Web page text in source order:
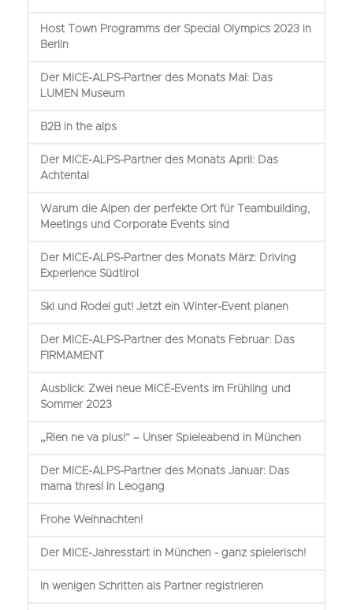
Host Town Programms der Special Olympics 2023 in
Berlin
Der MICE-ALPS-Partner des Monats Mai: Das
LUMEN Museum
B2B in the alps
Der MICE-ALPS-Partner des Monats April: Das
Achtental
Warum die Alpen der perfekte Ort für Teambuilding,
Meetings und Corporate Events sind
Der MICE-ALPS-Partner des Monats März: Driving
Experience Südtirol
Ski und Rodel gut! Jetzt ein Winter-Event planen
Der MICE-ALPS-Partner des Monats Februar: Das
FIRMAMENT
Ausblick: Zwei neue MICE-Events im Frühling und
Sommer 2023
„Rien ne va plus!“ – Unser Spieleabend in München
Der MICE-ALPS-Partner des Monats Januar: Das
mama thresl in Leogang
Frohe Weihnachten!
Der MICE-Jahresstart in München - ganz spielerisch!
In wenigen Schritten als Partner registrieren